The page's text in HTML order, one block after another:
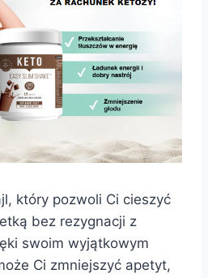
który pozwoli Ci cieszyć
bez rezygnacji z
swoim wyjątkowym
Ci zmniejszyć apetyt,